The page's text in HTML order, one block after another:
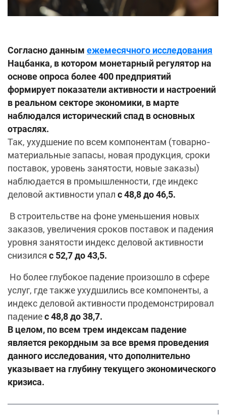
Согласно данным ежемесячного исследования
Нацбанка, в котором монетарный регулятор на
основе опроса более 400 предприятий
формирует показатели активности и настроений
в реальном секторе экономики, в марте
наблюдался исторический спад в основных
отраслях.
Так, ухудшение по всем компонентам (товарно-
материальные запасы, новая продукция, сроки
поставок, уровень занятости, новые заказы)
наблюдается в промышленности, где индекс
деловой активности упал с 48,8 до 46,5.
В строительстве на фоне уменьшения новых
заказов, увеличения сроков поставок и падения
уровня занятости индекс деловой активности
снизился с 52,7 до 43,5.
Но более глубокое падение произошло в сфере
услуг, где также ухудшились все компоненты, а
индекс деловой активности продемонстрировал
падениес 48,8 до 38,7.
В целом, по всем трем индексам падение
является рекордным за все время проведения
данного исследования, что дополнительно
указывает на глубину текущего экономического
кризиса.